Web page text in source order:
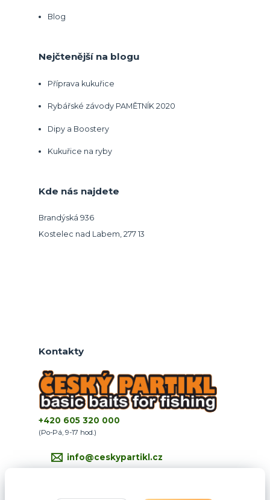
Blog
Nejčtenější na blogu
Příprava kukuřice
Rybářské závody PAMĚTNÍK 2020
Dipy a Boostery
Kukuřice na ryby
Kde nás najdete
Brandýská 936
Kostelec nad Labem, 277 13
Kontakty
+420 605 320 000
(Po-Pá, 9-17 hod.)
info@ceskypartikl.cz